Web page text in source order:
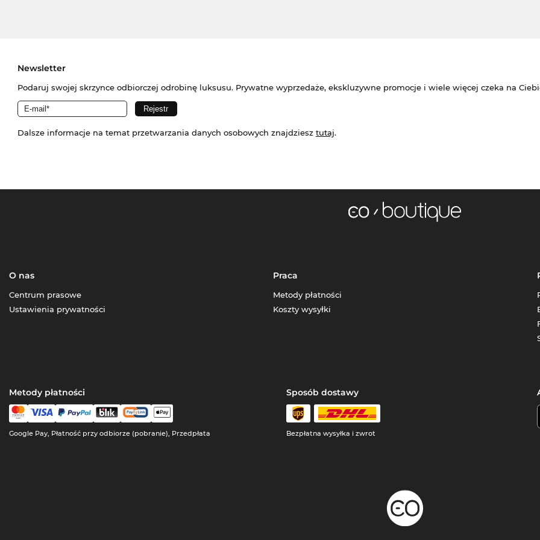
Newsletter
Podaruj swojej skrzynce odbiorczej odrobinę luksusu. Prywatne wyprzedaże, ekskluzywne promocje i wiele więcej czeka na
Dalsze informacje na temat przetwarzania danych osobowych znajdziesz tutaj.
O nas
Centrum prasowe
Ustawienia prywatności
Praca
Metody płatności
Koszty wysyłki
Metody płatności
Google Pay, Płatność przy odbiorze (pobranie), Przedpłata
Sposób dostawy
Bezpłatna wysyłka i zwrot